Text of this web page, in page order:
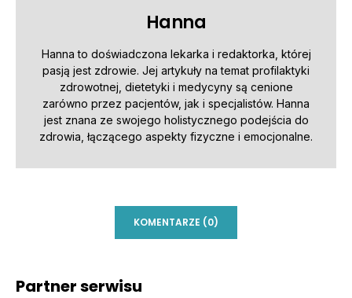
Hanna
Hanna to doświadczona lekarka i redaktorka, której
pasją jest zdrowie. Jej artykuły na temat profilaktyki
zdrowotnej, dietetyki i medycyny są cenione
zarówno przez pacjentów, jak i specjalistów. Hanna
jest znana ze swojego holistycznego podejścia do
zdrowia, łączącego aspekty fizyczne i emocjonalne.
KOMENTARZE (0)
Partner serwisu